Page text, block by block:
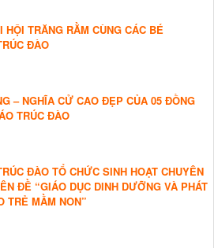
HỘI TRĂNG RẰM CÙNG CÁC BÉ
ĐÀO
– NGHĨA CỬ CAO ĐẸP CỦA 05 ĐỒNG
TRÚC ĐÀO
ĐÀO TỔ CHỨC SINH HOẠT CHUYÊN
ĐỀ “GIÁO DỤC DINH DƯỠNG VÀ PHÁT
TRẺ MẦM NON”